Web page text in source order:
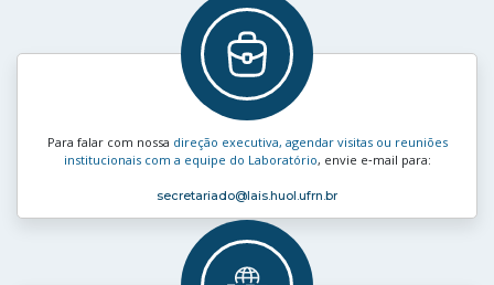
Para falar com nossa direção executiva, agendar visitas ou reuniões
institucionais com a equipe do Laboratório, envie e‑mail para:
secretariado@lais.huol.ufrn.br